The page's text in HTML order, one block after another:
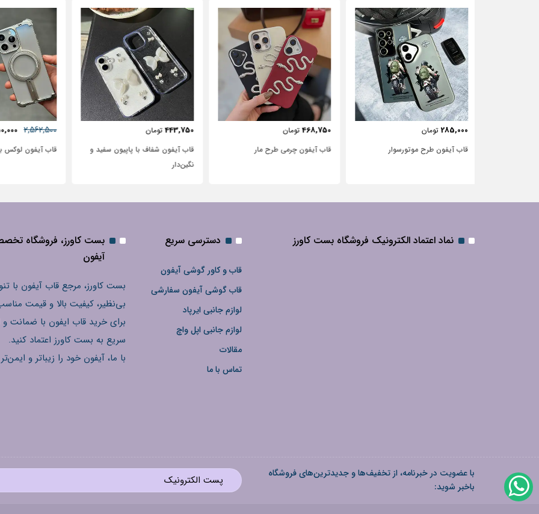
468,750 تومان
قاب آیفون چرمی طرح مار
443,750 تومان
قاب آیفون شفاف با پاپیون سفید و
2,562,500
2,950,000
قاب آیفون لوکس بامپر OATSBASF
631,250
نماد اعتماد الکترونیک فروشگاه بست کاورز دسترسی سریع
قاب و کاور گوشی آیفون
قاب گوشی آیفون سفارشی
لوازم جانبی ایرپاد
لوازم جانبی اپل واچ
مقالات
تماس با ما
بست کاورز، فروشگاه
آیفون
بست کاورز، مرجع قاب آیفون با
بی‌نظیر، کیفیت بالا و قیمت
برای خرید قاب ایفون با ضمانت و
سریع به بست کاورز اعتماد کنید.
با ما، آیفون خود را زیباتر و
با عضویت در خبرنامه، از تخفیف‌ها و جدیدترین‌های فروشگاه
باخبر شوید: